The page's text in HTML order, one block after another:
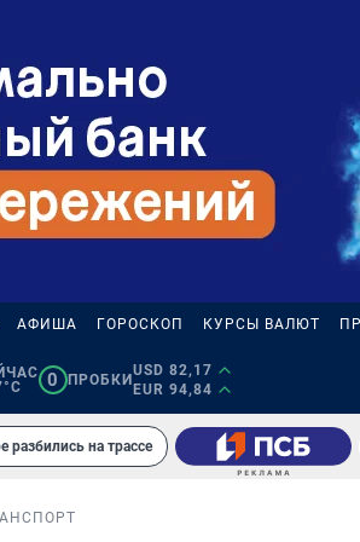
АФИША ГОРОСКОП КУРСЫ ВАЛЮТ
0 ПРОБКИ
USD 82,17
EUR 94,84
разбились на трассе